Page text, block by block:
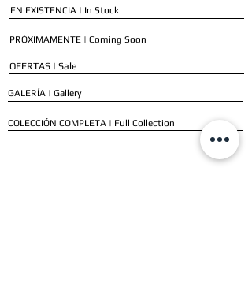
EN EXISTENCIA | In Stock
PRÓXIMAMENTE | Coming Soon
OFERTAS | Sale
GALERÍA | Gallery
COLECCIÓN COMPLETA | Full Collection